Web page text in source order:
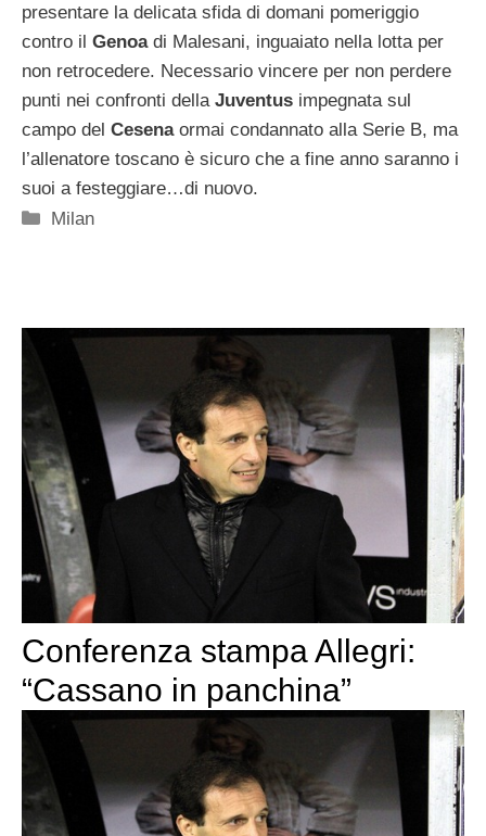
presentare la delicata sfida di domani pomeriggio
contro il Genoadi Malesani, inguaiato nella lotta per
non retrocedere. Necessario vincere per non perdere
punti nei confronti della Juventus impegnata sul
campo del Cesenaormai condannato alla Serie B, ma
l’allenatore toscano è sicuro che a fine anno saranno i
suoi a festeggiare…di nuovo.
Categorie
Milan
Conferenza stampa Allegri:
“Cassano in panchina”